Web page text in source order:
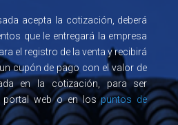
acepta la cotización, deberá
que le entregará la empresa
el registro de la venta y recibirá
cupón de pago con el valor de
en la cotización, para ser
portal web o en los puntos de